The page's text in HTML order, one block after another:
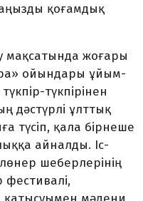
қоғамдық
мақсатында жо­ғары
ойындары ұйым­­
түкпірінен
дәстүрлі ұлт­тық
түсіп, қала бірнеше
айналды. Іс-
шеберле­рінің
фестивалі,